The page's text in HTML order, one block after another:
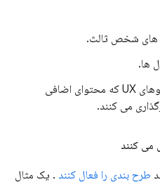
شخص ثالث.
اسکرول بی نهایت و سایر الگوهای UX که محتوای اضافی
می کنند.
بندی را فعال کنند. یک مثال